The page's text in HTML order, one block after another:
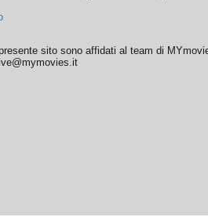
sito sono affidati al team di